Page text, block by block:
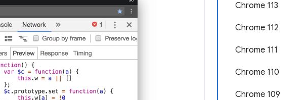
Chrome 113
Chrome 112
Chrome 111
Chrome 110
Chrome 109